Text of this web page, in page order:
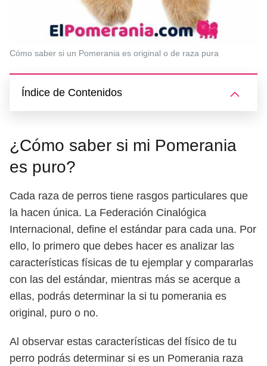
Cómo saber si un Pomerania es original o de raza pura
Índice de Contenidos
¿Cómo saber si mi Pomerania
es puro?
Cada raza de perros tiene rasgos particulares que
la hacen única. La Federación Cinalógica
Internacional, define el estándar para cada una. Por
ello, lo primero que debes hacer es analizar las
características físicas de tu ejemplar y compararlas
con las del estándar, mientras más se acerque a
ellas, podrás determinar la si tu pomerania es
original, puro o no.
Al observar estas características del físico de tu
perro podrás determinar si es un Pomerania raza